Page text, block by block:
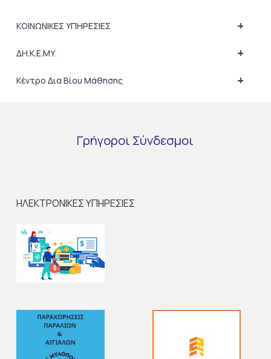
+
ΚΟΙΝΩΝΙΚΕΣ ΥΠΗΡΕΣΙΕΣ
+
ΔΗ.Κ.Ε.ΜΥ.
+
Κέντρο Δια Βίου Μάθησης
Γρήγοροι Σύνδεσμοι
ΗΛΕΚΤΡΟΝΙΚΕΣ ΥΠΗΡΕΣΙΕΣ